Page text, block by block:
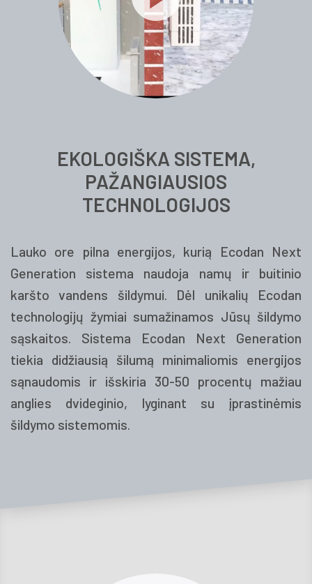
EKOLOGIŠKA SISTEMA,
PAŽANGIAUSIOS
TECHNOLOGIJOS
Lauko ore pilna energijos, kurią Ecodan Next
Generation sistema naudoja namų ir buitinio
karšto vandens šildymui. Dėl unikalių Ecodan
technologijų žymiai sumažinamos Jūsų šildymo
sąskai­tos. Sistema Ecodan Next Generation
tiekia didžiausią šilu­mą minimaliomis energijos
sąnaudomis ir išskiria 30-50 procentų mažiau
anglies dvideginio, lyginant su įprastinėmis
šildymo sistemomis.